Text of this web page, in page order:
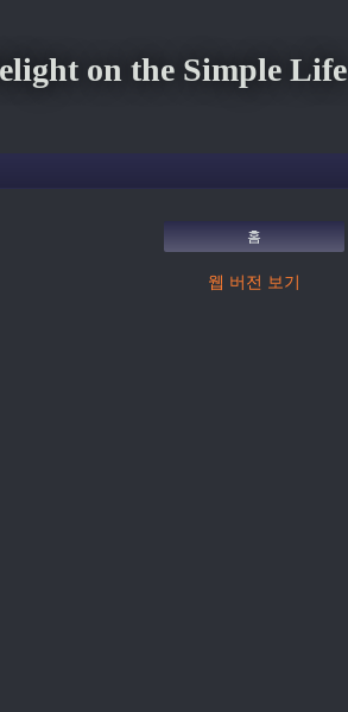
on the Simple Life
홈
웹 버전 보기